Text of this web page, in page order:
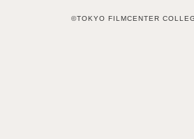
©TOKYO FILMCENTER